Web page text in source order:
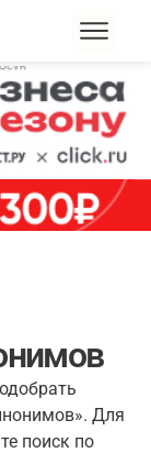
Для
поиск по